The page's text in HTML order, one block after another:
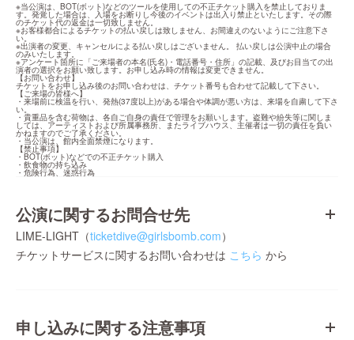
※当公演は、BOT(ボット)などのツールを使用しての不正チケット購入を禁止しておりま
す。発覚した場合は、入場をお断りし今後のイベントは出入り禁止といたします。その際
のチケット代の返金は一切致しません。
※お客様都合によるチケットの払い戻しは致しません、お間違えのないようにご注意下さ
い。
※出演者の変更、キャンセルによる払い戻しはございません。 払い戻しは公演中止の場合
のみいたします。
※アンケート箇所に「ご来場者の本名(氏名)・電話番号・住所」の記載、及びお目当ての出
演者の選択をお願い致します。お申し込み時の情報は変更できません。
【お問い合わせ】
チケットをお申し込み後のお問い合わせは、チケット番号も合わせて記載して下さい。
【ご来場の皆様へ】
・来場前に検温を行い、発熱(37度以上)がある場合や体調が悪い方は、来場を自粛して下さ
い。
・貴重品を含む荷物は、各自ご自身の責任で管理をお願いします。盗難や紛失等に関しま
しては、アーティストおよび所属事務所、またライブハウス、主催者は一切の責任を負い
かねますのでご了承ください。
・当公演は、館内全面禁煙になります。
【禁止事項】
・BOT(ボット)などでの不正チケット購入
・飲食物の持ち込み
・危険行為、迷惑行為
公演に関するお問合せ先
LIME-LIGHT（ticketdive@girlsbomb.com）
チケットサービスに関するお問い合わせは こちら から
申し込みに関する注意事項